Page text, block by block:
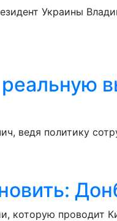
Украины
ведя политику
которую проводит